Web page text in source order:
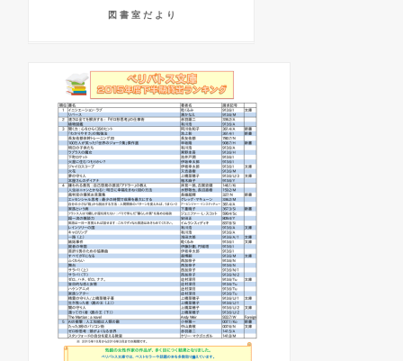
図 書 室 だ よ り